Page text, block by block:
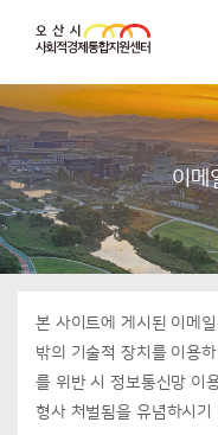
이메
본 사이트에 게시된 이메
밖의 기술적 장치를 이용
를 위반 시 정보통신망 이
형사 처벌됨을 유념하시기